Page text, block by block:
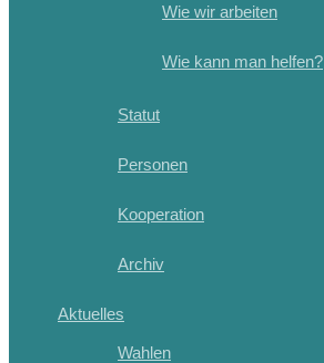
Wie wir arbeiten
Wie kann man helfen?
Statut
Personen
Kooperation
Archiv
Aktuelles
Wahlen